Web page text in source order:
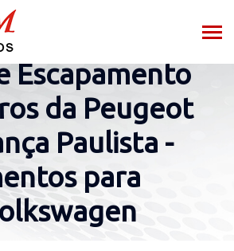
Escapamento
da Peugeot
Paulista -
para